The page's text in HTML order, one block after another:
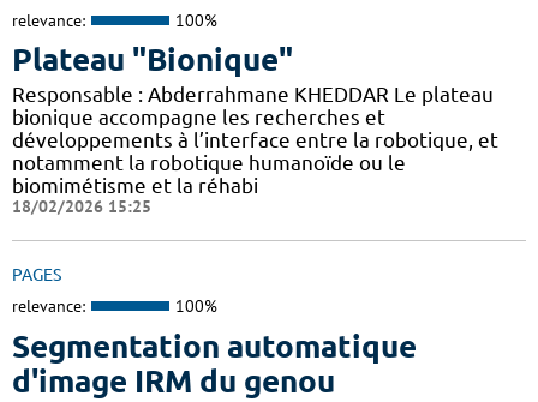
relevance: 100%
Plateau "Bionique"
Responsable : Abderrahmane KHEDDAR Le plateau
bionique accompagne les recherches et
développements à l’interface entre la robotique, et
notamment la robotique humanoïde ou le
biomimétisme et la réhabi
18/02/2026 15:25
PAGES
relevance: 100%
Segmentation automatique
d'image IRM du genou